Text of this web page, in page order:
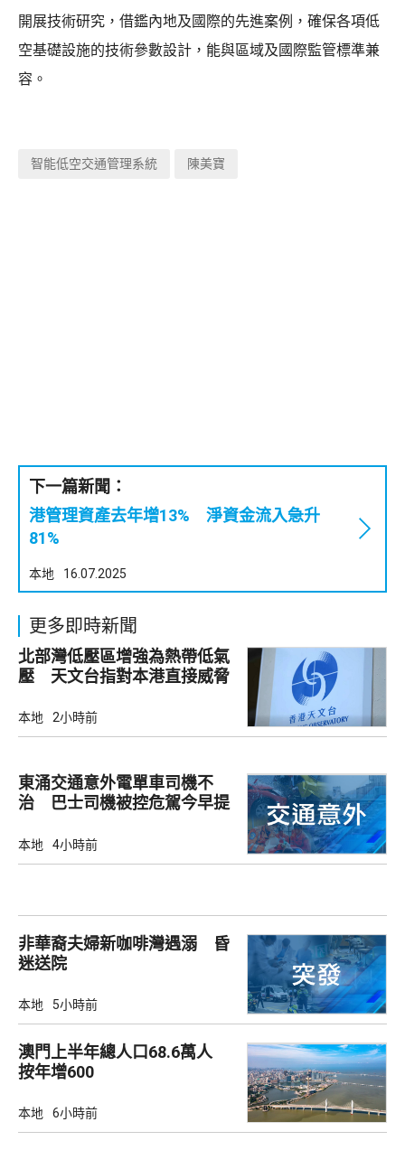
開展技術研究，借鑑內地及國際的先進案例，確保各項低
空基礎設施的技術參數設計，能與區域及國際監管標準兼
容。
智能低空交通管理系統 陳美寶
下一篇新聞：
港管理資產去年增13% 淨資金流入急升
81%
本地 16.07.2025
更多即時新聞
北部灣低壓區增強為熱帶低氣
壓 天文台指對本港直接威脅
本地 2小時前
東涌交通意外電單車司機不
治 巴士司機被控危駕今早提
本地 4小時前
非華裔夫婦新咖啡灣遇溺 昏
迷送院
本地 5小時前
澳門上半年總人口68.6萬人
按年增600
本地 6小時前